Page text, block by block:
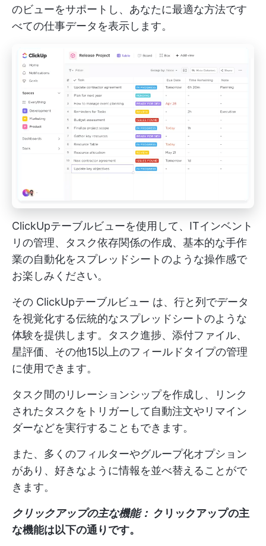
のビューをサポートし、あなたに最適な方法です
べての仕事データを表示します。
ClickUpテーブルビューを使用して、ITインベント
リの管理、タスク依存関係の作成、基本的な手作
業の自動化をスプレッドシートのような操作感で
お楽しみください。
その ClickUpテーブルビュー は、行と列でデータ
を視覚化する伝統的なスプレッドシートのような
体験を提供します。タスク進捗、添付ファイル、
星評価、その他15以上のフィールドタイプの管理
に使用できます。
タスク間のリレーションシップを作成し、リンク
されたタスクをトリガーして自動注文やリマイン
ダーなどを実行することもできます。
また、多くのフィルターやグループ化オプション
があり、好きなように情報を並べ替えることがで
きます。
クリックアップの主な機能： クリックアップの主
な機能は以下の通りです。